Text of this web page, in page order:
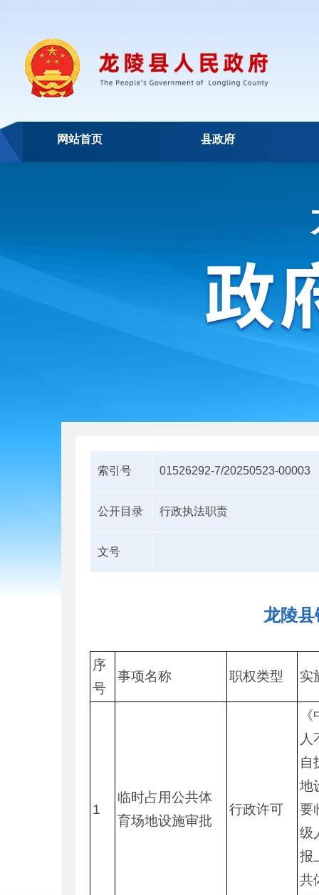
网站首页 县政府
索引号 01526292-7/20250523-00003
公开目录 行政执法职责
文号
龙陵
序
号
事项名称 职权类型 实
1
临时占用公共体
育场地设施审批
行政许可
人
自
地
要
级
报
共